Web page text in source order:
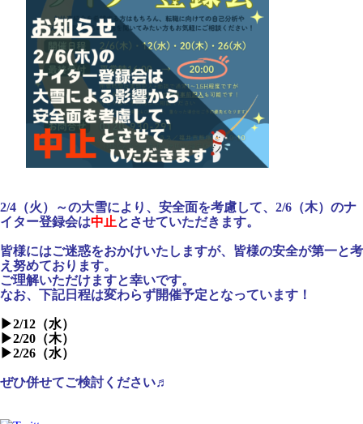
2/4（火）～の大雪により、安全面を考慮して、2/6（木）のナ
イター登録会は中止とさせていただきます。
皆様にはご迷惑をおかけいたしますが、皆様の安全が第一と考
え努めております。
ご理解いただけますと幸いです。
なお、下記日程は変わらず開催予定となっています！
▶2/12（水）
▶2/20（木）
▶2/26（水）
ぜひ併せてご検討ください♬